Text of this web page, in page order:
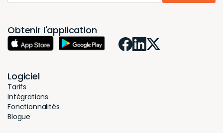
Obtenir l'application
Logiciel
Tarifs
Intégrations
Fonctionnalités
Blogue